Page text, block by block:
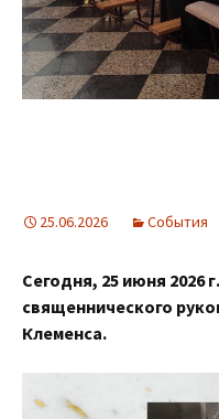
25.06.2026 События
Сегодня, 25 июня 2026
священнического
Клеменса.